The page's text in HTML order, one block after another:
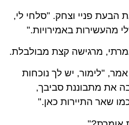
הבעת פניי וצחק. "סלחי לי,
מהעשירות באמירויות."
מרגישה קצת מבולבלת.
"לימור, יש לך נוכחות
את מתבוננת סביבך,
שאר התיירות כאן."